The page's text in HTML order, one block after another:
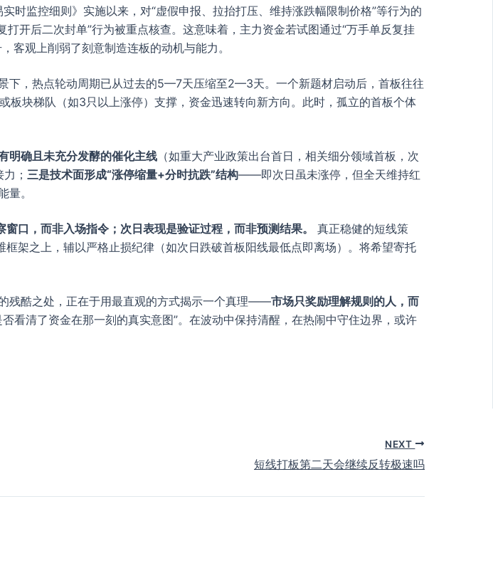
时监控细则》实施以来，对“虚假申报、拉抬打压、维持涨跌幅限制价格”等行为的
开后二次封单”行为被重点核查。这意味着，主力资金若试图通过“万手单反复挂
客观上削弱了刻意制造连板的动机与能力。
下，热点轮动周期已从过去的5—7天压缩至2—3天。一个新题材启动后，首板往往
块梯队（如3只以上涨停）支撑，资金迅速转向新方向。此时，孤立的首板个体
明确且未充分发酵的催化主线 （如重大产业政策出台首日，相关细分领域首板，次
； 三是技术面形成“涨停缩量+分时抗跌”结构——即次日虽未涨停，但全天维持红
。
窗口，而非入场指令；次日表现是验证过程，而非预测结果。
真正稳健的短线策
架之上，辅以严格止损纪律（如次日跌破首板阳线最低点即离场）。将希望寄托
残酷之处，正在于用最直观的方式揭示一个真理——市场只奖励理解规则的人，而
看清了资金在那一刻的真实意图”。在波动中保持清醒，在热闹中守住边界，或许
NEXT
短线打板第二天会继续反转极速吗